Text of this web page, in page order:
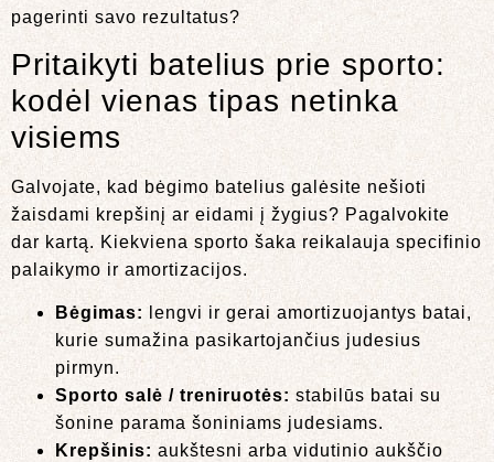
pagerinti savo rezultatus?
Pritaikyti batelius prie sporto:
kodėl vienas tipas netinka
visiems
Galvojate, kad bėgimo batelius galėsite nešioti
žaisdami krepšinį ar eidami į žygius? Pagalvokite
dar kartą. Kiekviena sporto šaka reikalauja specifinio
palaikymo ir amortizacijos.
Bėgimas:
lengvi ir gerai amortizuojantys batai,
kurie sumažina pasikartojančius judesius
pirmyn.
Sporto salė / treniruotės: stabilūs batai su
šonine parama šoniniams judesiams.
Krepšinis: aukštesni arba vidutinio aukščio